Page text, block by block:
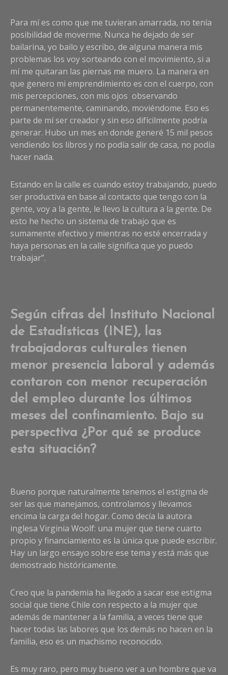
Para mí es como que me tuvieran amarrada, no tenía
posibilidad de moverme. Nunca he dejado de ser
bailarina, yo bailo y escribo, de alguna manera mis
problemas los voy sorteando con el movimiento, si a
mí me quitaran las piernas me muero. La manera en
que genero mi emprendimiento es con el cuerpo, con
mis percepciones, con mis ojos observando
permanentemente, caminando, moviéndome. Eso es
parte de mí ser creador y sin eso difícilmente podría
generar. Hubo un mes en donde generé 15 mil pesos
vendiendo los libros y no podía salir de casa, no podía
hacer nada.
Estando en la calle es cuando estoy trabajando, puedo
ser productiva en base al contacto que tengo con la
gente, voy a la gente, le llevo la cultura a la gente. De
esto he hecho un sistema de trabajo que es
sumamente efectivo y mientras no esté encerrada y
haya personas en la calle significa que yo puedo
trabajar”.
Según cifras del Instituto Nacional
de Estadísticas (INE), las
trabajadoras culturales tienen
menor presencia laboral y además
contaron con menor recuperación
del empleo durante los últimos
meses del confinamiento. Bajo su
perspectiva ¿Por qué se produce
esta situación?
Bueno porque naturalmente tenemos el estigma de
ser las que manejamos, controlamos y llevamos
encima la carga del hogar. Como decía la autora
inglesa Virginia Woolf: una mujer que tiene cuarto
propio y financiamiento es la única que puede escribir.
Hay un largo ensayo sobre ese tema y está más que
demostrado históricamente.
Creo que la pandemia ha llegado a sacar ese estigma
social que tiene Chile con respecto a la mujer que
además de mantener a la familia, a veces tiene que
hacer todas las labores que los demás no hacen en la
familia, eso es un machismo reconocido.
Es muy raro, pero muy bueno ver a un hombre que va